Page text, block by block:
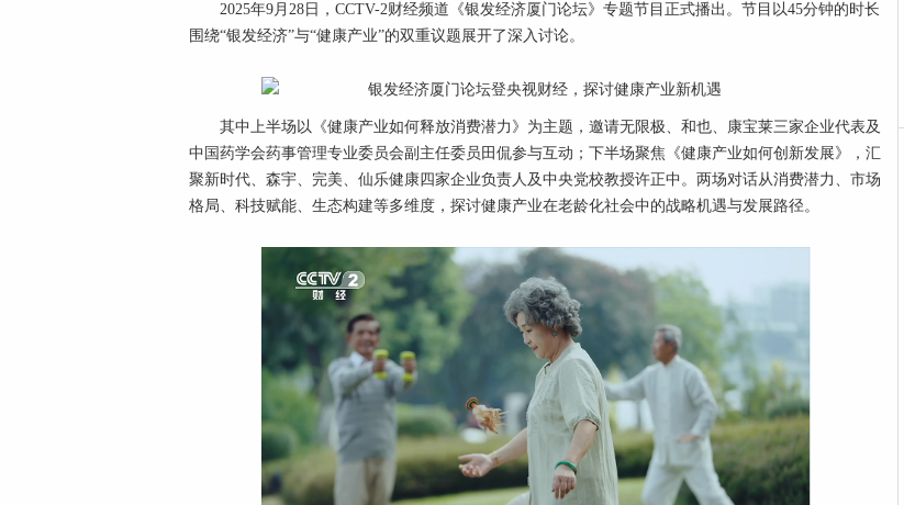
2025年9月28日，CCTV-2财经频道《银发经济厦门论坛》专题节目正式播出。节目以45分钟的时长
围绕“银发经济”与“健康产业”的双重议题展开了深入讨论。
其中上半场以《健康产业如何释放消费潜力》为主题，邀请无限极、和也、康宝莱三家企业代表及
中国药学会药事管理专业委员会副主任委员田侃参与互动；下半场聚焦《健康产业如何创新发展》，汇
聚新时代、森宇、完美、仙乐健康四家企业负责人及中央党校教授许正中。两场对话从消费潜力、市场
格局、科技赋能、生态构建等多维度，探讨健康产业在老龄化社会中的战略机遇与发展路径。